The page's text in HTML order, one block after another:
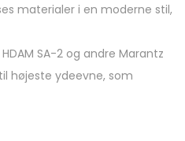
materialer i en moderne stil,
SA-2 og andre Marantz
højeste ydeevne, som